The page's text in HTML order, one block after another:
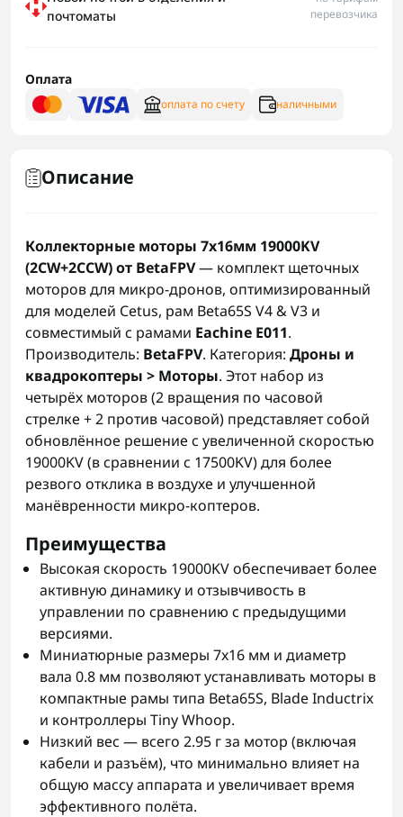
почтоматы
перевозчика
Оплата
оплата по счету наличными
Описание
Коллекторные моторы 7x16мм 19000KV
(2CW+2CCW) от BetaFPV— комплект щеточных
моторов для микро-дронов, оптимизированный
для моделей Cetus, рам Beta65S V4 & V3 и
совместимый с рамами Eachine E011.
Производитель: BetaFPV. Категория: Дроны и
квадрокоптеры > Моторы. Этот набор из
четырёх моторов (2 вращения по часовой
стрелке + 2 против часовой) представляет собой
обновлённое решение с увеличенной скоростью
19000KV (в сравнении с 17500KV) для более
резвого отклика в воздухе и улучшенной
манёвренности микро-коптеров.
Преимущества
Высокая скорость 19000KV обеспечивает более
активную динамику и отзывчивость в
управлении по сравнению с предыдущими
версиями.
Миниатюрные размеры 7x16 мм и диаметр
вала 0.8 мм позволяют устанавливать моторы в
компактные рамы типа Beta65S, Blade Inductrix
и контроллеры Tiny Whoop.
Низкий вес — всего 2.95 г за мотор (включая
кабели и разъём), что минимально влияет на
общую массу аппарата и увеличивает время
эффективного полёта.